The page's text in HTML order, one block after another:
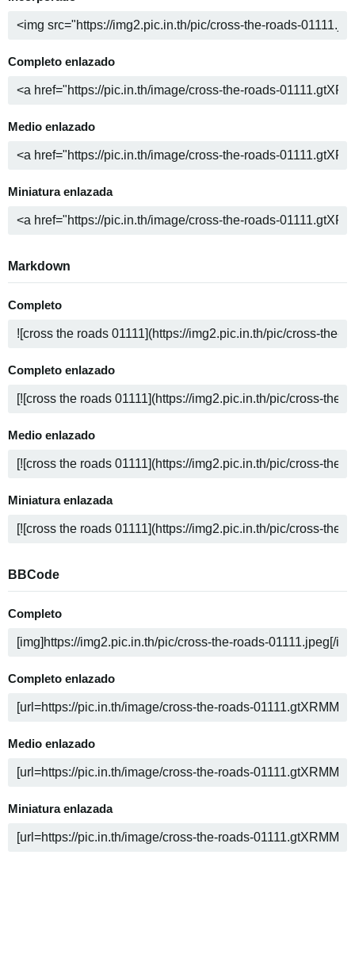
Completo enlazado
Medio enlazado
Miniatura enlazada
Markdown
Completo
Completo enlazado
Medio enlazado
Miniatura enlazada
BBCode
Completo
Completo enlazado
Medio enlazado
Miniatura enlazada